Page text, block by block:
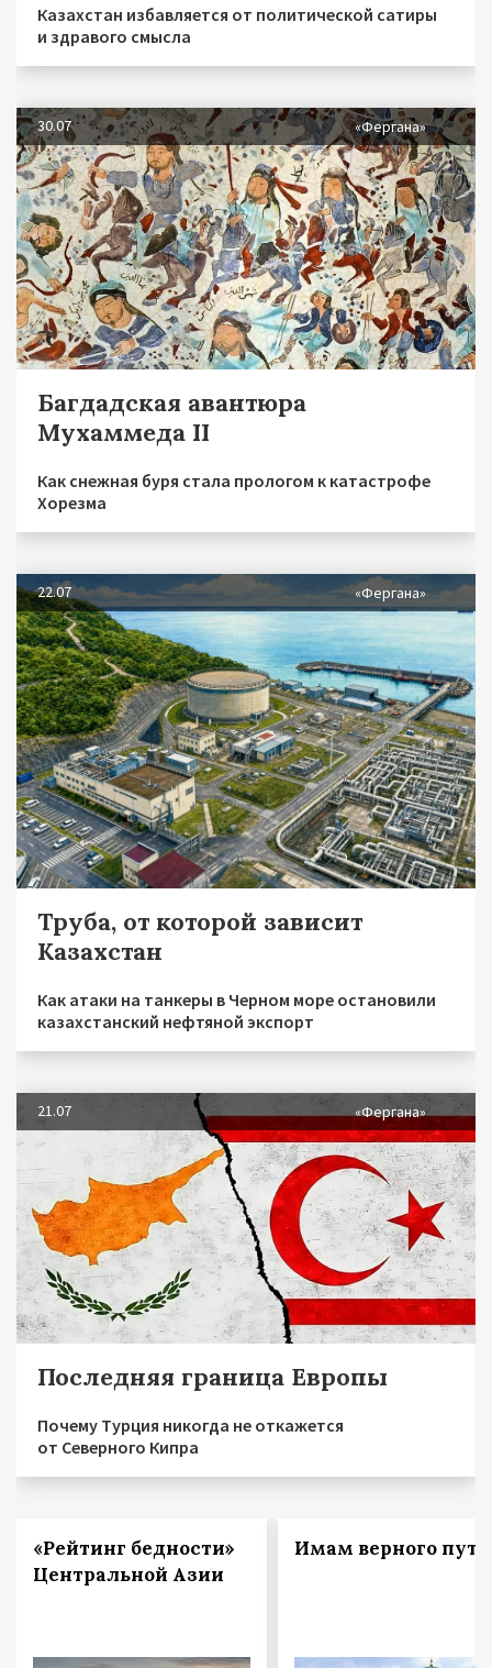
Казахстан избавляется от политической сатиры
и здравого смысла
30.07 «Фергана»
Багдадская авантюра
Мухаммеда II
Как снежная буря стала прологом к катастрофе
Хорезма
22.07 «Фергана»
Труба, от которой зависит
Казахстан
Как атаки на танкеры в Черном море остановили
казахстанский нефтяной экспорт
21.07 «Фергана»
Последняя граница Европы
Почему Турция никогда не откажется
от Северного Кипра
«Рейтинг бедности»
Центральной Азии
Имам верного пути